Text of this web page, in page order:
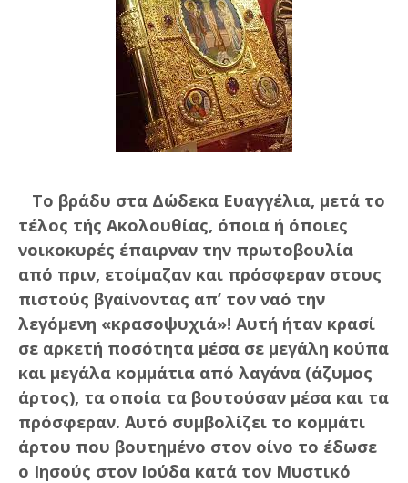
Το βράδυ στα Δώδεκα Ευαγγέλια, μετά το
τέλος τής Ακολουθίας, όποια ή όποιες
νοικοκυρές έπαιρναν την πρωτοβουλία
από πριν, ετοίμαζαν και πρόσφεραν στους
πιστούς βγαίνοντας απ’ τον ναό την
λεγόμενη «κρασοψυχιά»! Αυτή ήταν κρασί
σε αρκετή ποσότητα μέσα σε μεγάλη κούπα
και μεγάλα κομμάτια από λαγάνα (άζυμος
άρτος), τα οποία τα βουτούσαν μέσα και τα
πρόσφεραν. Αυτό συμβολίζει το κομμάτι
άρτου που βουτημένο στον οίνο το έδωσε
ο Ιησούς στον Ιούδα κατά τον Μυστικό